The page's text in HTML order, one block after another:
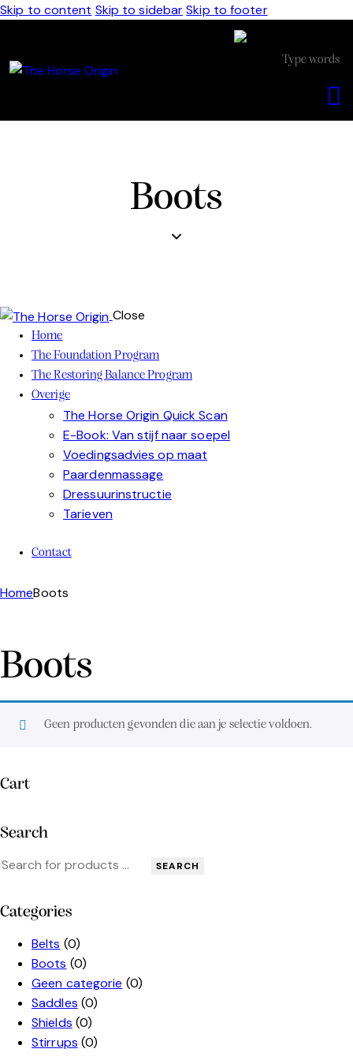
Skip to content Skip to sidebar Skip to footer
Boots
Close
Home
The Foundation Program
The Restoring Balance Program
Overige
The Horse Origin Quick Scan
E-Book: Van stijf naar soepel
Voedingsadvies op maat
Paardenmassage
Dressuurinstructie
Tarieven
Contact
HomeBoots
Boots
Geen producten gevonden die aan je selectie voldoen.
Cart
Search
SEARCH
Categories
Belts (0)
Boots (0)
Geen categorie (0)
Saddles (0)
Shields (0)
Stirrups (0)